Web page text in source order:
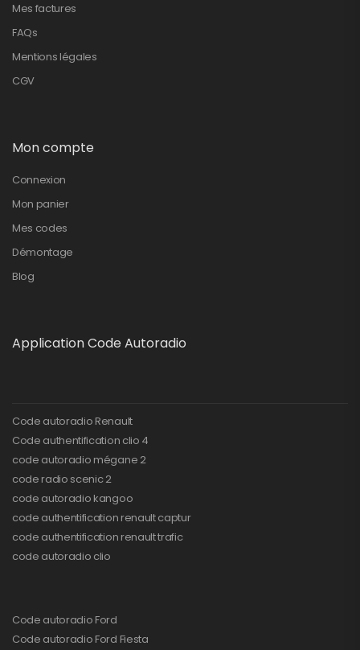
Mes factures
FAQs
Mentions légales
CGV
Mon compte
Connexion
Mon panier
Mes codes
Démontage
Blog
Application Code Autoradio
Code autoradio Renault
Code authentification clio 4
code autoradio mégane 2
code radio scenic 2
code autoradio kangoo
code authentification renault captur
code authentification renault trafic
code autoradio clio
Code autoradio Ford
Code autoradio Ford Fiesta